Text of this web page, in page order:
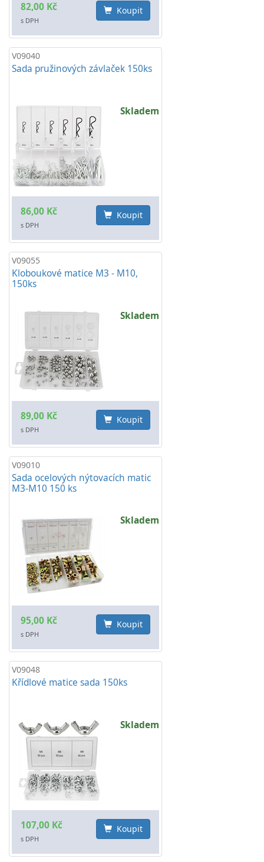
82,00 Kč
s DPH
Koupit
V09040
Sada pružinových závlaček 150ks
Skladem
86,00 Kč
s DPH
Koupit
V09055
Kloboukové matice M3 - M10,
150ks
Skladem
89,00 Kč
s DPH
Koupit
V09010
Sada ocelových nýtovacích matic
M3-M10 150 ks
Skladem
95,00 Kč
s DPH
Koupit
V09048
Křídlové matice sada 150ks
Skladem
107,00 Kč
s DPH
Koupit